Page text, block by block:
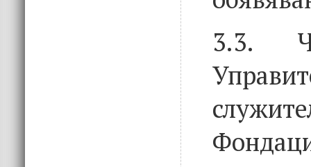
3.3.